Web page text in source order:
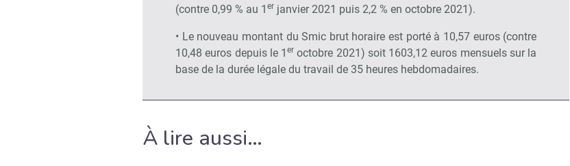
(contre 0,99 % au 1 er janvier 2021 puis 2,2 % en octobre 2021).
• Le nouveau montant du Smic brut horaire est porté à 10,57 euros (contre
10,48 euros depuis le 1er octobre 2021) soit 1603,12 euros mensuels sur la
base de la durée légale du travail de 35 heures hebdomadaires.
À lire aussi…